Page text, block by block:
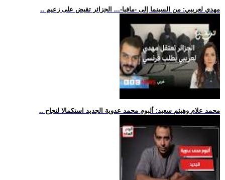
.. مهدي لعريبي: من السينما إلى -مافيا-... الجزائر تقبض على زعيم
.. محمد علام وهيثم سعيد: ألبوم محمد عدوية الجديد استكمالا لنجاح